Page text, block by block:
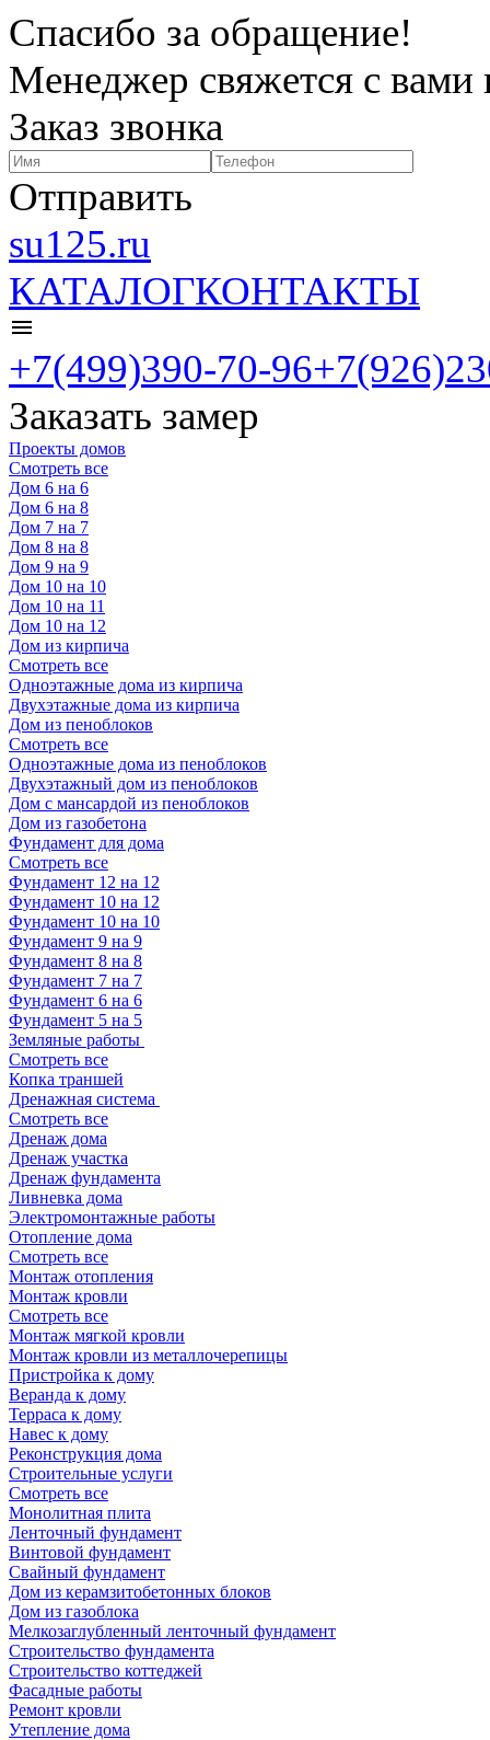
Спасибо за обращение!
Менеджер свяжется с
Заказ звонка
Отправить
su125.ru
КАТАЛОГКОНТАКТЫ
+7(499)390-70-96
Заказать замер
Проекты домов
Смотреть все
Дом 6 на 6
Дом 6 на 8
Дом 7 на 7
Дом 8 на 8
Дом 9 на 9
Дом 10 на 10
Дом 10 на 11
Дом 10 на 12
Дом из кирпича
Смотреть все
Одноэтажные дома из кирпича
Двухэтажные дома из кирпича
Дом из пеноблоков
Смотреть все
Одноэтажные дома из пеноблоков
Двухэтажный дом из пеноблоков
Дом с мансардой из пеноблоков
Дом из газобетона
Фундамент для дома
Смотреть все
Фундамент 12 на 12
Фундамент 10 на 12
Фундамент 10 на 10
Фундамент 9 на 9
Фундамент 8 на 8
Фундамент 7 на 7
Фундамент 6 на 6
Фундамент 5 на 5
Земляные работы
Смотреть все
Копка траншей
Дренажная система
Смотреть все
Дренаж дома
Дренаж участка
Дренаж фундамента
Ливневка дома
Электромонтажные работы
Отопление дома
Смотреть все
Монтаж отопления
Монтаж кровли
Смотреть все
Монтаж мягкой кровли
Монтаж кровли из металлочерепицы
Пристройка к дому
Веранда к дому
Терраса к дому
Навес к дому
Реконструкция дома
Строительные услуги
Смотреть все
Монолитная плита
Ленточный фундамент
Винтовой фундамент
Свайный фундамент
Дом из керамзитобетонных блоков
Дом из газоблока
Мелкозаглубленный ленточный фундамент
Строительство фундамента
Строительство коттеджей
Фасадные работы
Ремонт кровли
Утепление дома